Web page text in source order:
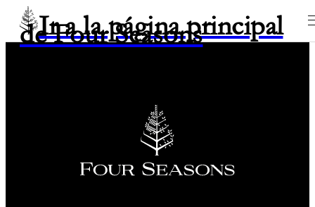
Ir a la página principal
de Four Seasons